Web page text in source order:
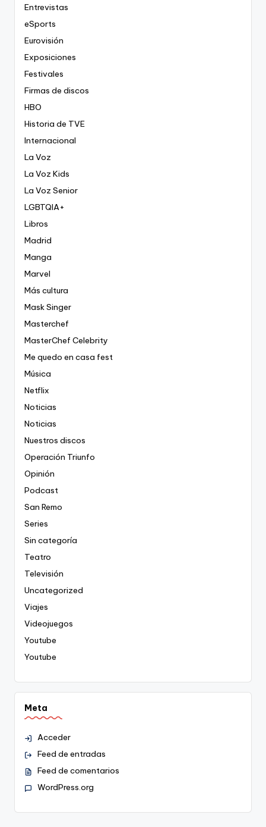
Entrevistas
eSports
Eurovisión
Exposiciones
Festivales
Firmas de discos
HBO
Historia de TVE
Internacional
La Voz
La Voz Kids
La Voz Senior
LGBTQIA+
Libros
Madrid
Manga
Marvel
Más cultura
Mask Singer
Masterchef
MasterChef Celebrity
Me quedo en casa fest
Música
Netflix
Noticias
Noticias
Nuestros discos
Operación Triunfo
Opinión
Podcast
San Remo
Series
Sin categoría
Teatro
Televisión
Uncategorized
Viajes
Videojuegos
Youtube
Youtube
Meta
Acceder
Feed de entradas
Feed de comentarios
WordPress.org